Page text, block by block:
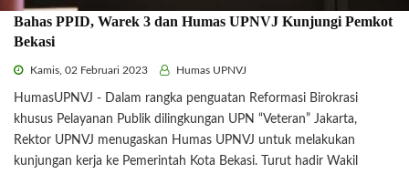
Bahas PPID, Warek 3 dan Humas UPNVJ Kunjungi Pemkot
Bekasi
Kamis, 02 Februari 2023 Humas UPNVJ
HumasUPNVJ - Dalam rangka penguatan Reformasi Birokrasi
khusus Pelayanan Publik dilingkungan UPN “Veteran” Jakarta,
Rektor UPNVJ menugaskan Humas UPNVJ untuk melakukan
kunjungan kerja ke Pemerintah Kota Bekasi. Turut hadir Wakil